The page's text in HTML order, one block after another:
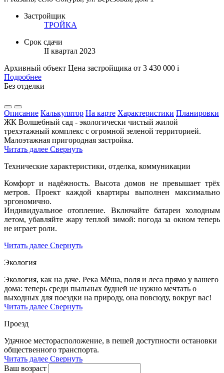
Застройщик
ТРОЙКА
Срок сдачи
II квартал 2023
Архивный объект Цена застройщика от 3 430 000 i
Подробнее
Без отделки
Описание Калькулятор На карте Характеристики Планировки
ЖК Волшебный сад - экологически чистый жилой
трехэтажный комплекс с огромной зеленой территорией.
Малоэтажная пригородная застройка.
Читать далее Свернуть
Технические характеристики, отделка, коммуникации
Комфорт и надёжность. Высота домов не превышает трёх
метров. Проект каждой квартиры выполнен максимально
эргономично.
Индивидуальное отопление. Включайте батареи холодным
летом, убавляйте жару теплой зимой: погода за окном теперь
не играет роли.
Читать далее Свернуть
Экология
Экология, как на даче. Река Мёша, поля и леса прямо у вашего
дома: теперь среди пыльных будней не нужно мечтать о
выходных для поездки на природу, она повсюду, вокруг вас!
Читать далее Свернуть
Проезд
Удачное месторасположение, в пешей доступности остановки
общественного транспорта.
Читать далее Свернуть
Ваш возраст